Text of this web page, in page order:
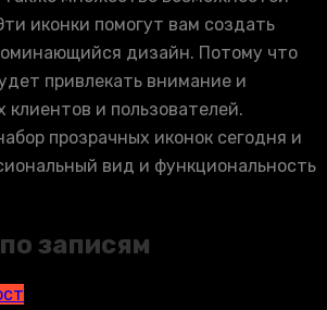
иконки помогут вам создать
дизайн. Потому что
привлекать внимание и
клиентов и пользователей.
прозрачных иконок сегодня и
вид и функциональность
записям